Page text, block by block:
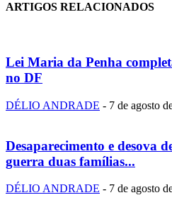
ARTIGOS RELACIONADOS
Lei Maria da Penha
no DF
DÉLIO ANDRADE - 7 de agosto
Desaparecimento e desova
guerra duas famílias...
DÉLIO ANDRADE - 7 de agosto